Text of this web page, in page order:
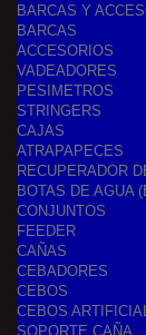
BARCAS Y
BARCAS
ACCESORIOS
VADEADORES
PESIMETROS
STRINGERS
CAJAS
ATRAPAPECES
RECUPERADOR
BOTAS DE AGUA
CONJUNTOS
FEEDER
CAÑAS
CEBADORES
CEBOS
CEBOS
SOPORTE CAÑA